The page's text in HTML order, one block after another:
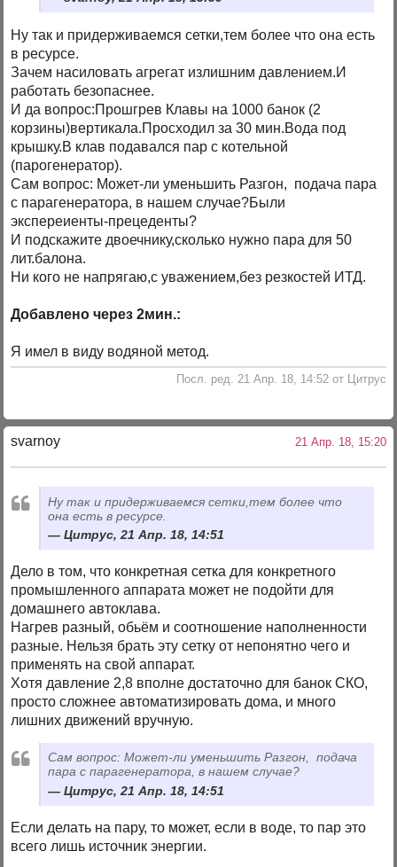
Ну так и придерживаемся сетки,тем более что она есть
в ресурсе.
Зачем насиловать агрегат излишним давлением.И
работать безопаснее.
И да вопрос:Прошгрев Клавы на 1000 банок (2
корзины)вертикала.Просходил за 30 мин.Вода под
крышку.В клав подавался пар с котельной
(парогенератор).
Сам вопрос: Может-ли уменьшить Разгон, подача пара
с парагенератора, в нашем случае?Были
экспереиенты-прецеденты?
И подскажите двоечнику,сколько нужно пара для 50
лит.балона.
Ни кого не напрягаю,с уважением,без резкостей ИТД.
Добавлено через 2мин.:
Я имел в виду водяной метод.
Посл. ред. 21 Апр. 18, 14:52 от Цитрус
svarnoy 21 Апр. 18, 15:20
Ну так и придерживаемся сетки,тем более что
она есть в ресурсе.
Цитрус, 21 Апр. 18, 14:51
Дело в том, что конкретная сетка для конкретного
промышленного аппарата может не подойти для
домашнего автоклава.
Нагрев разный, обьём и соотношение наполненности
разные. Нельзя брать эту сетку от непонятно чего и
применять на свой аппарат.
Хотя давление 2,8 вполне достаточно для банок СКО,
просто сложнее автоматизировать дома, и много
лишних движений вручную.
Сам вопрос: Может-ли уменьшить Разгон, подача
пара с парагенератора, в нашем случае?
Цитрус, 21 Апр. 18, 14:51
Если делать на пару, то может, если в воде, то пар это
всего лишь источник энергии.